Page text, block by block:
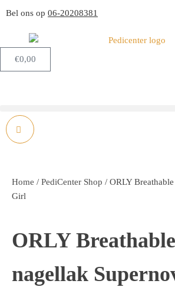
Bel ons op 06-20208381
€0,00
GEZONDE
Home / PediCenter Shop / ORLY
Girl
ORLY Breathable
nagellak